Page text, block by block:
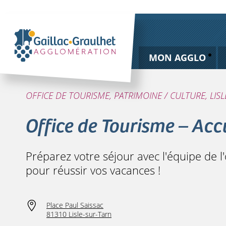
MON AGGLO
OFFICE DE TOURISME, PATRIMOINE / CULTURE,
Office de Tourisme –
Préparez votre séjour avec l'équipe de
pour réussir vos vacances !
Place Paul Saissac
81310 Lisle-sur-Tarn